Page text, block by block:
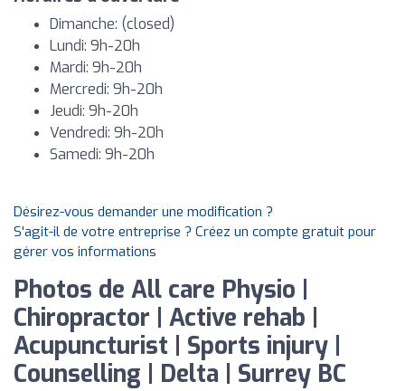
Dimanche: (closed)
Lundi: 9h-20h
Mardi: 9h-20h
Mercredi: 9h-20h
Jeudi: 9h-20h
Vendredi: 9h-20h
Samedi: 9h-20h
Désirez-vous demander une modification ?
S'agit-il de votre entreprise ? Créez un compte gratuit pour
gérer vos informations
Photos de All care Physio |
Chiropractor | Active rehab |
Acupuncturist | Sports injury |
Counselling | Delta | Surrey BC